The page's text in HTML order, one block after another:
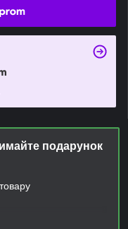
подарунок